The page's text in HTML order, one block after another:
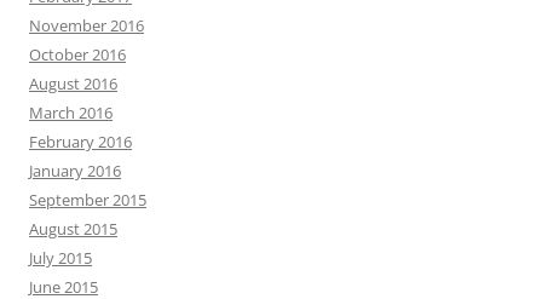
November 2016
October 2016
August 2016
March 2016
February 2016
January 2016
September 2015
August 2015
July 2015
June 2015